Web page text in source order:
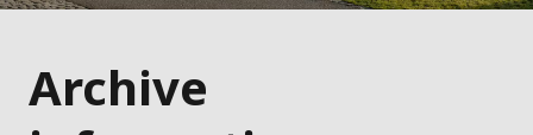
Archive